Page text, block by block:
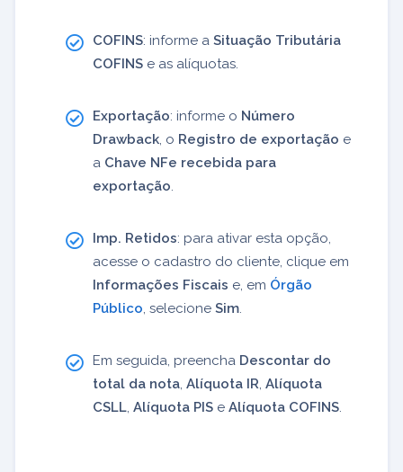
COFINS: informe a Situação Tributária
COFINS e as alíquotas.
Exportação: informe o Número
Drawback, o Registro de exportação e
a Chave NFe recebida para
exportação.
Imp. Retidos: para ativar esta opção,
acesse o cadastro do cliente, clique em
Informações Fiscais e, em Órgão
Público, selecione Sim.
Em seguida, preencha Descontar do
total da nota, Alíquota IR, Alíquota
CSLL, Alíquota PIS e Alíquota COFINS.